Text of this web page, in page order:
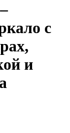
с
и